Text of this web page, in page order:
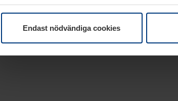
kakor underDataskyddsförklaringpå vår
Endast nödvändiga cookies